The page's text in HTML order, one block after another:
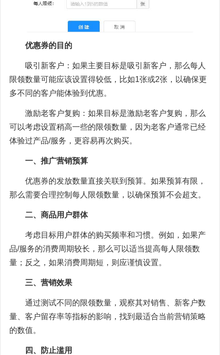
优惠券的目的
吸引新客户：如果主要目标是吸引新客户，那么每人
限领数量可能应该设置得较低，比如1张或2张，以确保更
多不同的客户能体验到优惠。
激励老客户复购：如果目标是激励老客户复购，那么
可以考虑设置稍高一些的限领数量，因为老客户通常已经
体验过产品/服务，更容易再次购买。
一、推广营销预算
优惠券的发放数量直接关联到预算。如果预算有限，
那么需要合理控制每人限领数量，以确保预算不会超支。
二、商品用户群体
考虑目标用户群体的购买频率和习惯。例如，如果产
品/服务的消费周期较长，那么可以适当提高每人限领数
量；反之，如果消费周期短，则应谨慎设置。
三、营销效果
通过测试不同的限领数量，观察其对销售、新客户数
量、客户留存率等指标的影响，找到最适合当前营销策略
的数值。
四、防止滥用